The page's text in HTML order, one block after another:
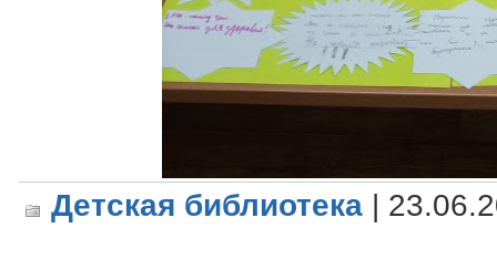
Детская библиотека |